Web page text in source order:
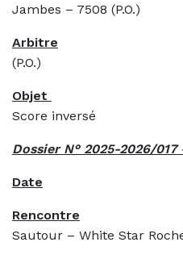
Jambes – 7508 (P.O.)
Arbitre
(P.O.)
Objet
:
Score inversé
Dossier N° 2025-2026/017
Date : 16/
Rencontre :
Sautour – White Star